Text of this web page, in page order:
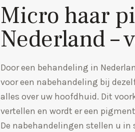
Micro haar
Nederland –
Door een behandeling in
voor een nabehandeling bij
alles over uw hoofdhuid. Dit
vertellen en wordt er een
De nabehandelingen stellen u